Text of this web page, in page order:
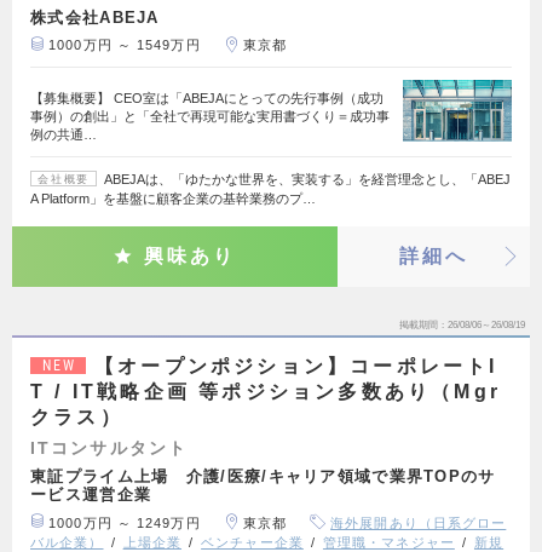
株式会社ABEJA
1000万円 ～ 1549万円 東京都
【募集概要】 CEO室は「ABEJAにとっての先行事例（成功
事例）の創出」と「全社で再現可能な実用書づくり＝成功事
例の共通…
会社概要
ABEJAは、「ゆたかな世界を、実装する」を経営理念とし、「ABEJ
A Platform」を基盤に顧客企業の基幹業務のプ…
興味あり 詳細へ
掲載期間 26/08/06～26/08/19
NEW
【オープンポジション】コーポレートI
T / IT戦略企画 等ポジション多数あり（Mgr
クラス）
ITコンサルタント
東証プライム上場 介護/医療/キャリア領域で業界TOPのサ
ービス運営企業
1000万円 ～ 1249万円 東京都
海外展開あり（日系グロー
バル企業）
上場企業 ベンチャー企業 管理職・マネジャー
新規